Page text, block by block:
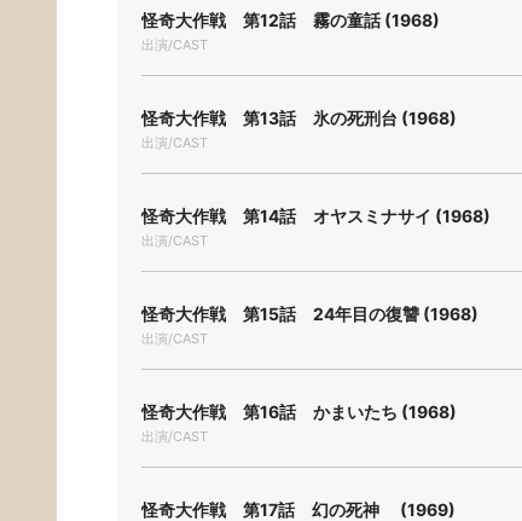
怪奇大作戦 第12話 霧の童話 (1968)
出演/CAST
怪奇大作戦 第13話 氷の死刑台 (1968)
出演/CAST
怪奇大作戦 第14話 オヤスミナサイ (1968)
出演/CAST
怪奇大作戦 第15話 24年目の復讐 (1968)
出演/CAST
怪奇大作戦 第16話 かまいたち (1968)
出演/CAST
怪奇大作戦 第17話 幻の死神 (1969)